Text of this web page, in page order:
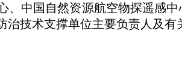
、中国自然资源航空物探遥感
治技术支撑单位主要负责人及有